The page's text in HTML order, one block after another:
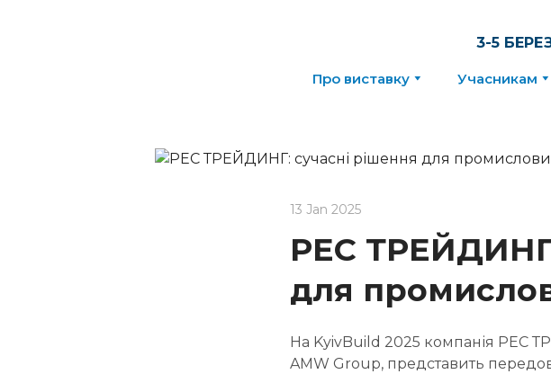
3-5
Про виставку Учасникам
13 Jan 2025
РЕС
для
На KyivBuild 2025 компанія РЕС
AMW Group, представить